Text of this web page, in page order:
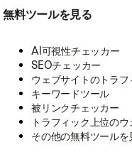
無料ツールを見る
AI可視性チェッカー
SEOチェッカー
ウェブサイトのトラ
キーワードツール
被リンクチェッカー
トラフィック上位の
その他の無料ツールを